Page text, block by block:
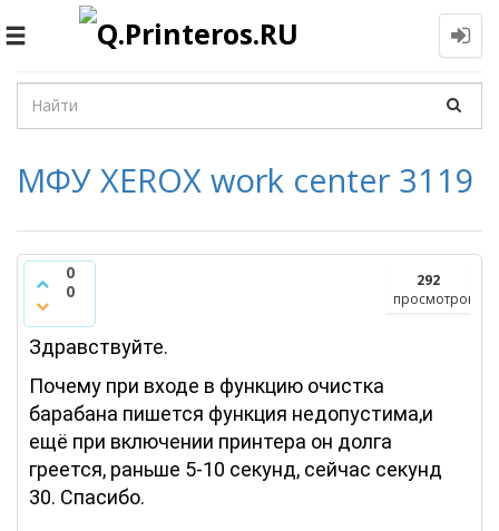
Toggle
МФУ XEROX work center 3119
0
0
292
просмотров
Здравствуйте.
Почему при входе в функцию очистка
барабана пишется функция недопустима,и
ещё при включении принтера он долга
греется, раньше 5-10 секунд, сейчас секунд
30. Спасибо.